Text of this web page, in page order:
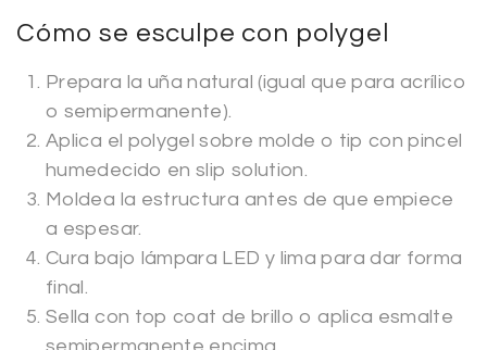
Cómo se esculpe con polygel
Prepara la uña natural (igual que para acrílico
o semipermanente).
Aplica el polygel sobre molde o tip con pincel
humedecido en slip solution.
Moldea la estructura antes de que empiece
a espesar.
Cura bajo lámpara LED y lima para dar forma
final.
Sella con top coat de brillo o aplica esmalte